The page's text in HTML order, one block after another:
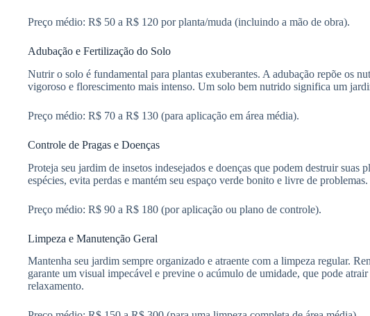
Preço médio: R$ 50 a R$ 120 por planta/muda (incluindo a mão de obra).
Adubação e Fertilização do Solo
Nutrir o solo é fundamental para plantas exuberantes. A adubação repõe os
vigoroso e florescimento mais intenso. Um solo bem nutrido significa um
Preço médio: R$ 70 a R$ 130 (para aplicação em área média).
Controle de Pragas e Doenças
Proteja seu jardim de insetos indesejados e doenças que podem destruir suas
espécies, evita perdas e mantém seu espaço verde bonito e livre de
Preço médio: R$ 90 a R$ 180 (por aplicação ou plano de controle).
Limpeza e Manutenção Geral
Mantenha seu jardim sempre organizado e atraente com a limpeza regular.
garante um visual impecável e previne o acúmulo de umidade, que pode
relaxamento.